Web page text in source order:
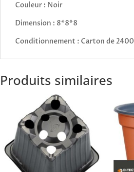
Couleur : Noir
Dimension : 8*8*8
Conditionnement : Carton de 2400
Produits similaires